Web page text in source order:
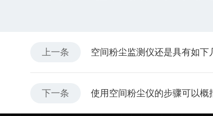
上一条 空间粉尘监测仪还是具有如下
下一条 使用空间粉尘仪的步骤可以概